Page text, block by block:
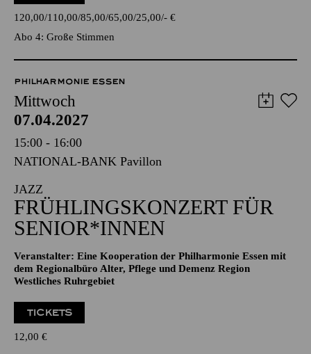
120,00 110,00 85,00 65,00 25,00 - €
Abo 4: Große Stimmen
PHILHARMONIE ESSEN
Mittwoch
07.04.2027
15:00 - 16:00
NATIONAL-BANK Pavillon
JAZZ
FRÜHLINGS­KONZERT FÜR
SENIOR*INNEN
Veranstalter: Eine Kooperation der Philharmonie Essen mit
dem Regionalbüro Alter, Pflege und Demenz Region
Westliches Ruhrgebiet
TICKETS
12,00 €